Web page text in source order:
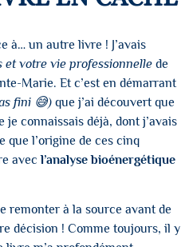
à… un autre livre ! J’avais
et votre vie professionnelle de
Marie. Et c’est en démarrant
fini 😅) que j’ai découvert que
connaissais déjà, dont j’avais
que l’origine de ces cinq
avecl’analyse bioénergétique
remonter à la source avant de
décision ! Comme toujours, il y